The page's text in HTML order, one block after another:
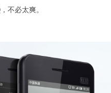
不必太爽。